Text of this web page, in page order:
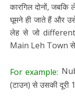
कारगिल दोनों,
घूमने ही जाते हैं और
लेह से जो
Main Leh Town से
For example:
(टाउन) से उसकी दूरी